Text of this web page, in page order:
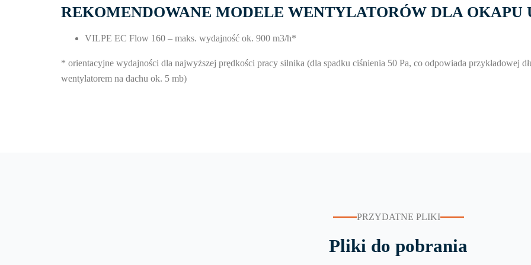
REKOMENDOWANE MODELE WENTYLATORÓW DLA OKAPU
VILPE EC Flow 160 – maks. wydajność ok. 900 m3/h*
* orientacyjne wydajności dla najwyższej prędkości pracy silnika (dla spadku ciśnienia 50 Pa, co odpowiada przykładowej
wentylatorem na dachu ok. 5 mb)
PRZYDATNE PLIKI
Pliki do pobrania